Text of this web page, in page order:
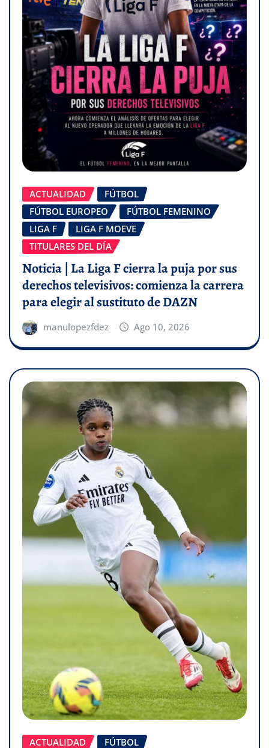
ACTUALIDAD
FÚTBOL
FÚTBOL EUROPEO
FÚTBOL FEMENINO
LIGA F
LIGA F MOEVE
TITULARES DEL DÍA
Noticia | La Liga F cierra la puja por sus
derechos televisivos: comienza la carrera
para elegir al sustituto de DAZN
manulopezfdez Ago 10, 2026
ACTUALIDAD FÚTBOL